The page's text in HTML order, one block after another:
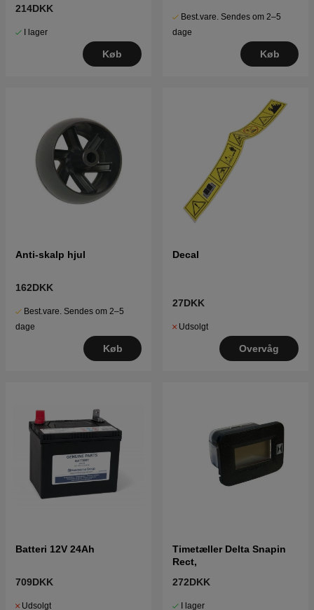
214DKK
I lager
Køb
Best.vare. Sendes om 2–5
dage
Køb
Anti-skalp hjul
162DKK
Best.vare. Sendes om 2–5
dage
Køb
Decal
27DKK
Udsolgt
Overvåg
Batteri 12V 24Ah
709DKK
Udsolgt
Timetæller Delta Snapin
Rect,
272DKK
I lager